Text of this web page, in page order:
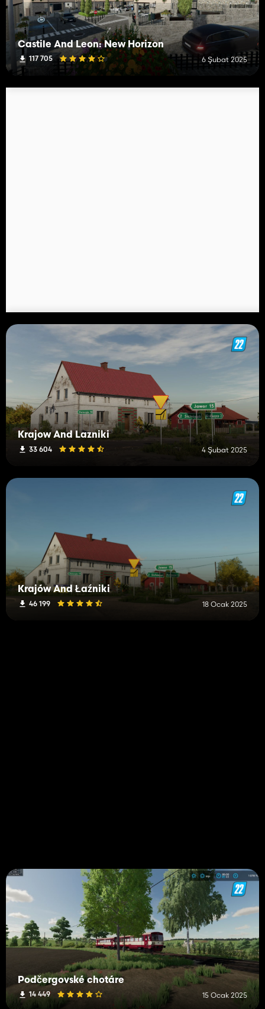
Castile And Leon: New Horizon
117 705 6 Şubat 2025
Krajow And Lazniki
33 604 4 Şubat 2025
Krajów And Łaźniki
46 199 18 Ocak 2025
Podčergovské chotáre
14 449 15 Ocak 2025